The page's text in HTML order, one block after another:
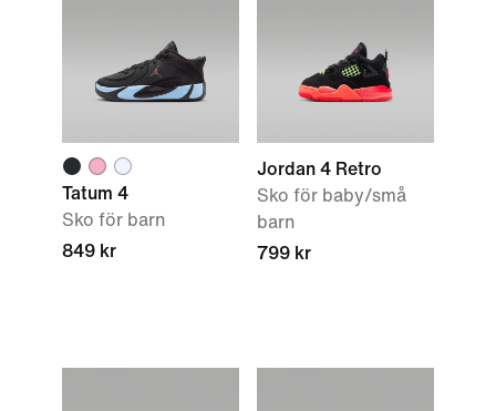
Tatum 4
Sko för barn
849 kr
Jordan 4 Retro
Sko för baby/små
barn
799 kr